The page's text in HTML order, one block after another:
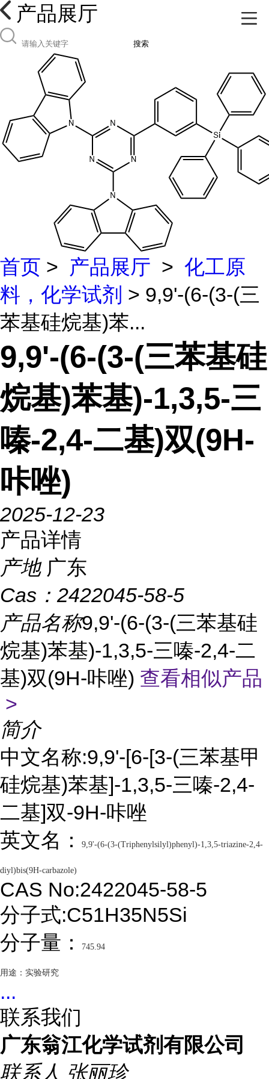
产品展厅
搜索
首页 > 产品展厅 > 化工原
料，化学试剂 > 9,9'-(6-(3-(三
苯基硅烷基)苯...
9,9'-(6-(3-(三苯基硅
烷基)苯基)-1,3,5-三
嗪-2,4-二基)双(9H-
咔唑)
2025-12-23
产品详情
产地 广东
Cas： 2422045-58-5
产品名称9,9'-(6-(3-(三苯基硅
烷基)苯基)-1,3,5-三嗪-2,4-二
基)双(9H-咔唑) 查看相似产品
>
简介
中文名称:9,9'-[6-[3-(三苯基甲
硅烷基)苯基]-1,3,5-三嗪-2,4-
二基]双-9H-咔唑
英文名：
9,9'-(6-(3-(Triphenylsilyl)phenyl)-1,3,5-triazine-2,4-
diyl)bis(9H-carbazole)
CAS No:2422045-58-5
分子式:C51H35N5Si
分子量：
745.94
用途：实验研究
...
联系我们
广东翁江化学试剂有限公司
联系人 张丽珍